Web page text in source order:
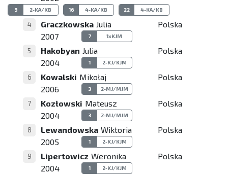
9 2-KA/KB 16 4-KA/KB 22 4-KA/KB
4 Graczkowska Julia
Polska
2007
7 1xKJM
5 Hakobyan Julia
Polska
2004
1 2-KJ/KJM
6 Kowalski Mikołaj
Polska
2006
3 2-MJ/MJM
7 Kozłowski Mateusz
Polska
2004
3 2-MJ/MJM
8 Lewandowska Wiktoria
Polska
2005
1 2-KJ/KJM
9 Lipertowicz Weronika
Polska
2004
1 2-KJ/KJM